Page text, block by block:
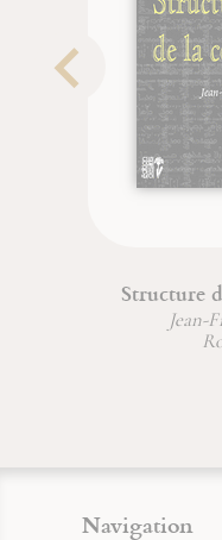
Structure
Jean-
Navigation